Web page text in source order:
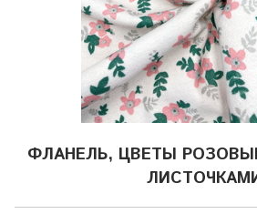
ФЛАНЕЛЬ, ЦВЕТЫ